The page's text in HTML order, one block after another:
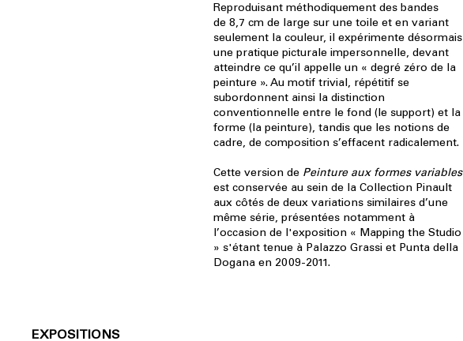
Reproduisant méthodiquement des bandes
de 8,7 cm de large sur une toile et en variant
seulement la couleur, il expérimente désormais
une pratique picturale impersonnelle, devant
atteindre ce qu’il appelle un « degré zéro de la
peinture ». Au motif trivial, répétitif se
subordonnent ainsi la distinction
conventionnelle entre le fond (le support) et la
forme (la peinture), tandis que les notions de
cadre, de composition s’effacent radicalement.
Cette version de Peinture aux formes variables
est conservée au sein de la Collection Pinault
aux côtés de deux variations similaires d’une
même série, présentées notamment à
l’occasion de l'exposition « Mapping the Studio
» s'étant tenue à Palazzo Grassi et Punta della
Dogana en 2009-2011.
EXPOSITIONS